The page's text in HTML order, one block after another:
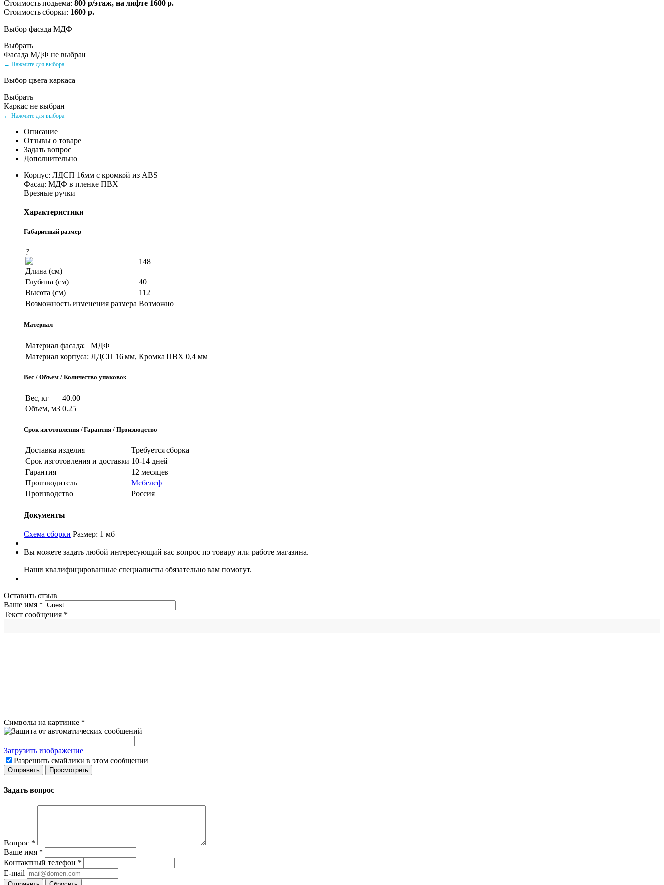
Стоимость подьема: 800 р/этаж, на лифте 1600 р.
Стоимость сборки: 1600 р.
Выбор фасада МДФ
Выбрать
Фасада МДФ не выбран
← Нажмите для выбора
Выбор цвета каркаса
Выбрать
Каркас не выбран
← Нажмите для выбора
Описание
Отзывы о товаре
Задать вопрос
Дополнительно
Корпус: ЛДСП 16мм с кромкой из ABS
Фасад: МДФ в пленке ПВХ
Врезные ручки
Характеристики
Габаритный размер
?
Длина (см)
148
Глубина (см)
40
Высота (см)
112
Возможность изменения размера Возможно
Материал
Материал фасада:
МДФ
Материал корпуса: ЛДСП 16 мм, Кромка ПВХ 0,4 мм
Вес / Объем / Количество упаковок
Вес, кг
40.00
Объем, м3 0.25
Срок изготовления / Гарантия / Производство
Доставка изделия
Требуется сборка
Срок изготовления и доставки 10-14 дней
Гарантия
12 месяцев
Производитель
Мебелеф
Производство
Россия
Документы
Схема сборки Размер: 1 мб
Вы можете задать любой интересующий вас вопрос по товару или работе магазина.
Наши квалифицированные специалисты обязательно вам помогут.
Оставить отзыв
Ваше имя *
Текст сообщения *
Символы на картинке *
Загрузить изображение
Разрешить смайлики в этом сообщении
Задать вопрос
Вопрос *
Ваше имя *
Контактный телефон *
E-mail